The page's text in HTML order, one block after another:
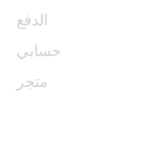
الدفع
حسابي
متجر